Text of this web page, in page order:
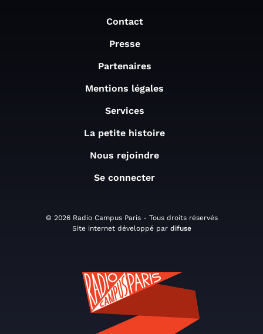
Contact
Presse
Partenaires
Mentions légales
Services
La petite histoire
Nous rejoindre
Se connecter
© 2026 Radio Campus Paris - Tous droits réservés
Site internet développé par difuse